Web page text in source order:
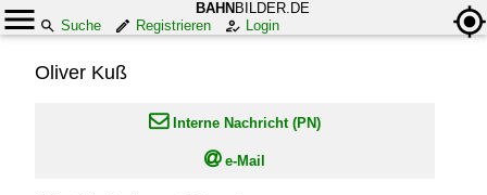
BAHN BILDER.DE
Suche
Registrieren Login
Oliver Kuß
 Interne Nachricht (PN)
e-Mail